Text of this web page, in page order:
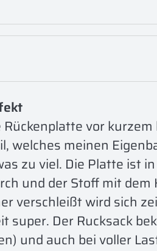
Rückenplatte vor
welches meinen
zu viel. Die Platte ist
und der Stoff mit
verschleißt wird sich
super. Der Rucksack
und auch bei voller